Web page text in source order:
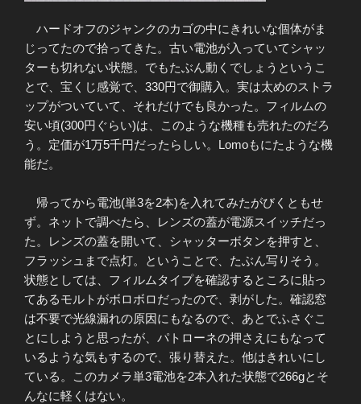
ハードオフのジャンクのカゴの中にきれいな個体がま
じってたので拾ってきた。古い電池が入っていてシャッ
ターも切れない状態。でもたぶん動くでしょうというこ
とで、宝くじ感覚で、330円で御購入。実は太めのストラ
ップがついていて、それだけでも良かった。フィルムの
安い頃(300円ぐらい)は、このような機種も売れたのだろ
う。定価が1万5千円だったらしい。Lomoもにたような機
能だ。
帰ってから電池(単3を2本)を入れてみたがびくともせ
ず。ネットで調べたら、レンズの蓋が電源スイッチだっ
た。レンズの蓋を開いて、シャッターボタンを押すと、
フラッシュまで点灯。ということで、たぶん写りそう。
状態としては、フィルムタイプを確認するところに貼っ
てあるモルトがボロボロだったので、剥がした。確認窓
は不要で光線漏れの原因にもなるので、あとでふさぐこ
とにしようと思ったが、パトローネの押さえにもなって
いるような気もするので、張り替えた。他はきれいにし
ている。このカメラ単3電池を2本入れた状態で266gとそ
んなに軽くはない。